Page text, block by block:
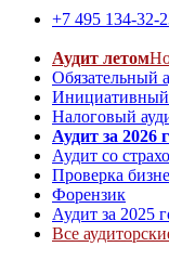
+7 495 134-32-
Аудит летом
Обязательный
Инициативный
Налоговый
Аудит за 2026
Аудит со
Проверка
Форензик
Аудит за 2025
Все